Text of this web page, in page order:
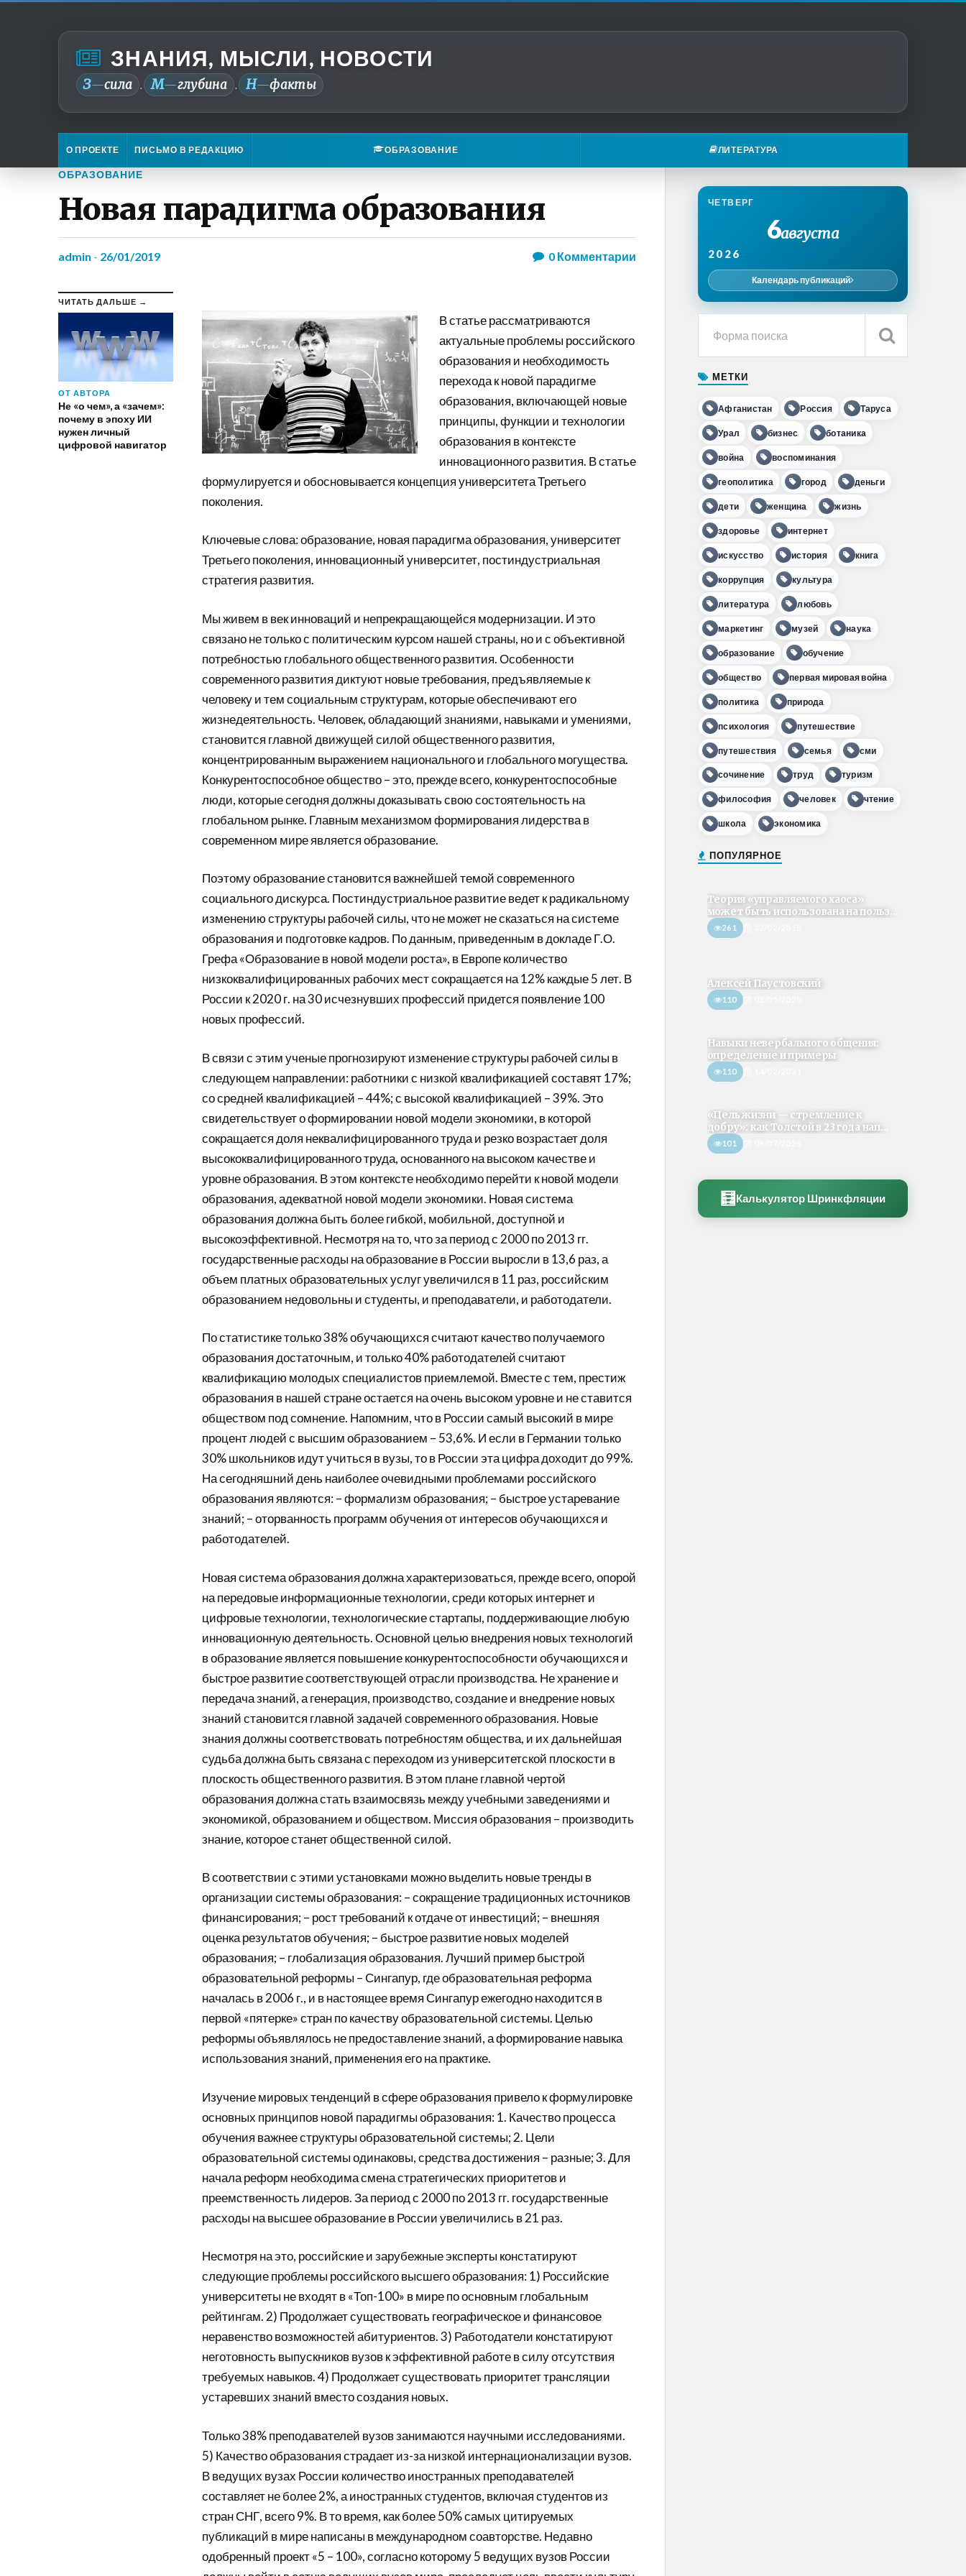
ЗНАНИЯ, МЫСЛИ, НОВОСТИ
З—сила . М—глубина . Н—факты
О ПРОЕКТЕ ПИСЬМО В РЕДАКЦИЮ ОБРАЗОВАНИЕ ЛИТЕРАТУРА
ОБРАЗОВАНИЕ
Новая парадигма образования
admin - 26/01/2019 0Комментарии
ЧИТАТЬ ДАЛЬШЕ →
ОТ АВТОРА
Не «о чем», а «зачем»:
почему в эпоху ИИ
нужен личный
цифровой навигатор
В статье рассматриваются
актуальные проблемы российского
образования и необходимость
перехода к новой парадигме
образования, включающей новые
принципы, функции и технологии
образования в контексте
инновационного развития. В статье
формулируется и обосновывается концепция университета Третьего
поколения.
Ключевые слова: образование, новая парадигма образования, университет
Третьего поколения, инновационный университет, постиндустриальная
стратегия развития.
Мы живем в век инноваций и непрекращающейся модернизации. И это
связано не только с политическим курсом нашей страны, но и с объективной
потребностью глобального общественного развития. Особенности
современного развития диктуют новые требования, предъявляемые к
человеку и тем социальным структурам, которые обеспечивают его
жизнедеятельность. Человек, обладающий знаниями, навыками и умениями,
становится главной движущей силой общественного развития,
концентрированным выражением национального и глобального могущества.
Конкурентоспособное общество – это, прежде всего, конкурентоспособные
люди, которые сегодня должны доказывать свою состоятельность на
глобальном рынке. Главным механизмом формирования лидерства в
современном мире является образование.
Поэтому образование становится важнейшей темой современного
социального дискурса. Постиндустриальное развитие ведет к радикальному
изменению структуры рабочей силы, что не может не сказаться на системе
образования и подготовке кадров. По данным, приведенным в докладе Г.О.
Грефа «Образование в новой модели роста», в Европе количество
низкоквалифицированных рабочих мест сокращается на 12% каждые 5 лет. В
России к 2020 г. на 30 исчезнувших профессий придется появление 100
новых профессий.
В связи с этим ученые прогнозируют изменение структуры рабочей силы в
следующем направлении: работники с низкой квалификацией составят 17%;
со средней квалификацией – 44%; с высокой квалификацией – 39%. Это
свидетельствует о формировании новой модели экономики, в которой
сокращается доля неквалифицированного труда и резко возрастает доля
высококвалифицированного труда, основанного на высоком качестве и
уровне образования. В этом контексте необходимо перейти к новой модели
образования, адекватной новой модели экономики. Новая система
образования должна быть более гибкой, мобильной, доступной и
высокоэффективной. Несмотря на то, что за период с 2000 по 2013 гг.
государственные расходы на образование в России выросли в 13,6 раз, а
объем платных образовательных услуг увеличился в 11 раз, российским
образованием недовольны и студенты, и преподаватели, и работодатели.
По статистике только 38% обучающихся считают качество получаемого
образования достаточным, и только 40% работодателей считают
квалификацию молодых специалистов приемлемой. Вместе с тем, престиж
образования в нашей стране остается на очень высоком уровне и не ставится
обществом под сомнение. Напомним, что в России самый высокий в мире
процент людей с высшим образованием – 53,6%. И если в Германии только
30% школьников идут учиться в вузы, то в России эта цифра доходит до 99%.
На сегодняшний день наиболее очевидными проблемами российского
образования являются: – формализм образования; – быстрое устаревание
знаний; – оторванность программ обучения от интересов обучающихся и
работодателей.
Новая система образования должна характеризоваться, прежде всего, опорой
на передовые информационные технологии, среди которых интернет и
цифровые технологии, технологические стартапы, поддерживающие любую
инновационную деятельность. Основной целью внедрения новых технологий
в образование является повышение конкурентоспособности обучающихся и
быстрое развитие соответствующей отрасли производства. Не хранение и
передача знаний, а генерация, производство, создание и внедрение новых
знаний становится главной задачей современного образования. Новые
знания должны соответствовать потребностям общества, и их дальнейшая
судьба должна быть связана с переходом из университетской плоскости в
плоскость общественного развития. В этом плане главной чертой
образования должна стать взаимосвязь между учебными заведениями и
экономикой, образованием и обществом. Миссия образования – производить
знание, которое станет общественной силой.
В соответствии с этими установками можно выделить новые тренды в
организации системы образования: – сокращение традиционных источников
финансирования; – рост требований к отдаче от инвестиций; – внешняя
оценка результатов обучения; – быстрое развитие новых моделей
образования; – глобализация образования. Лучший пример быстрой
образовательной реформы – Сингапур, где образовательная реформа
началась в 2006 г., и в настоящее время Сингапур ежегодно находится в
первой «пятерке» стран по качеству образовательной системы. Целью
реформы объявлялось не предоставление знаний, а формирование навыка
использования знаний, применения его на практике.
Изучение мировых тенденций в сфере образования привело к формулировке
основных принципов новой парадигмы образования: 1. Качество процесса
обучения важнее структуры образовательной системы; 2. Цели
образовательной системы одинаковы, средства достижения – разные; 3. Для
начала реформ необходима смена стратегических приоритетов и
преемственность лидеров. За период с 2000 по 2013 гг. государственные
расходы на высшее образование в России увеличились в 21 раз.
Несмотря на это, российские и зарубежные эксперты констатируют
следующие проблемы российского высшего образования: 1) Российские
университеты не входят в «Топ-100» в мире по основным глобальным
рейтингам. 2) Продолжает существовать географическое и финансовое
неравенство возможностей абитуриентов. 3) Работодатели констатируют
неготовность выпускников вузов к эффективной работе в силу отсутствия
требуемых навыков. 4) Продолжает существовать приоритет трансляции
устаревших знаний вместо создания новых.
Только 38% преподавателей вузов занимаются научными исследованиями.
5) Качество образования страдает из-за низкой интернационализации вузов.
В ведущих вузах России количество иностранных преподавателей
составляет не более 2%, а иностранных студентов, включая студентов из
стран СНГ, всего 9%. В то время, как более 50% самых цитируемых
публикаций в мире написаны в международном соавторстве. Недавно
одобренный проект «5 – 100», согласно которому 5 ведущих вузов России
ЧЕТВЕРГ
6августа
2026
Календарь публикаций
МЕТКИ
Афганистан Россия Таруса
Урал бизнес ботаника
война воспоминания
геополитика город деньги
дети женщина жизнь
здоровье интернет
искусство история книга
коррупция культура
литература любовь
маркетинг музей наука
образование обучение
общество первая мировая война
политика природа
психология путешествие
путешествия семья сми
сочинение труд туризм
философия человек чтение
школа экономика
ПОПУЛЯРНОЕ
Теория «управляемого хаоса»
может быть использована на польз...
261
Алексей Паустовский
110
Навыки невербального общения:
определение и примеры
110
«Цель жизни — стремление к
добру»: как Толстой в 23 года нап...
101
🧮 Калькулятор Шринкфляции